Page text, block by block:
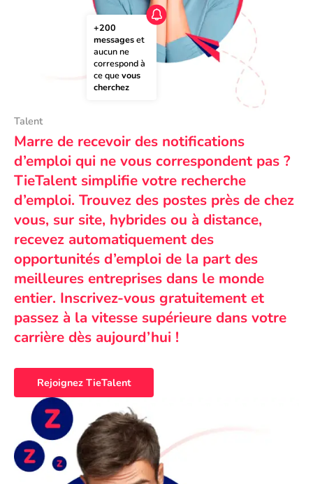
+200
messages et
aucun ne
correspond à
ce que vous
cherchez
Talent
Marre de recevoir des notifications
d’emploi qui ne vous correspondent pas ?
TieTalent simplifie votre recherche
d’emploi. Trouvez des postes près de chez
vous, sur site, hybrides ou à distance,
recevez automatiquement des
opportunités d’emploi de la part des
meilleures entreprises dans le monde
entier. Inscrivez-vous gratuitement et
passez à la vitesse supérieure dans votre
carrière dès aujourd’hui !
Rejoignez TieTalent